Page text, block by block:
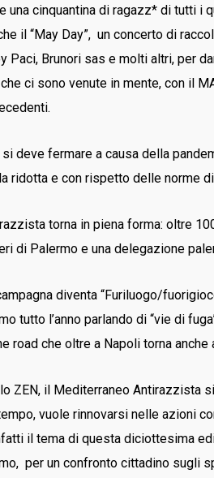
una cinquantina di ragazz* di tutti
il “May Day”, un concerto di
Paci, Brunori sas e molti altri, per
ci sono venute in mente, con il
fermare a causa della
ridotta e con rispetto delle norme
torna in piena forma: oltre
di Palermo e una delegazione
diventa “Furiluogo/
tutto l’anno parlando di “vie di
che oltre a Napoli torna anche
ZEN, il Mediterraneo Antirazzista
vuole rinnovarsi nelle azioni
il tema di questa diciottesima
per un confronto cittadino sugli